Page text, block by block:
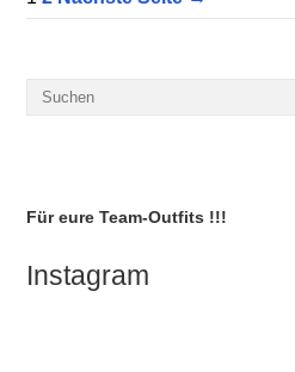
Für eure Team-Outfits !!!
Instagram